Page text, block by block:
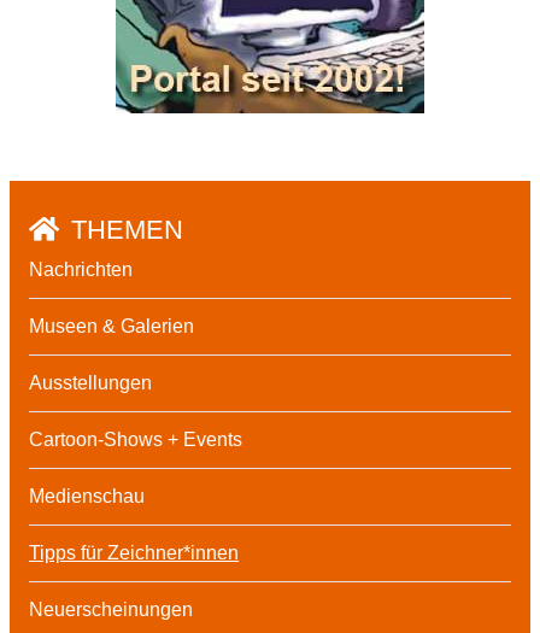
THEMEN
Nachrichten
Museen & Galerien
Ausstellungen
Cartoon-Shows + Events
Medienschau
Tipps für Zeichner*innen
Neuerscheinungen